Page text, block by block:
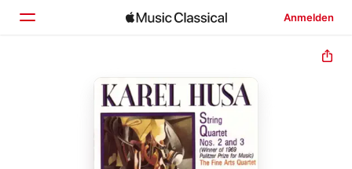
Anmelden
Startseite
Entdecken